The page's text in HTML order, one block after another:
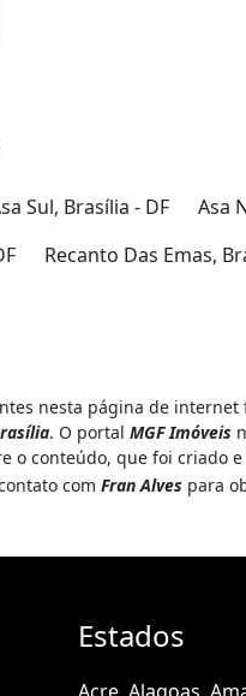
Sul, Brasília - DF Asa
Recanto Das Emas,
nesta página de
. O portal MGF Imóveis
o conteúdo, que foi criado
com Fran Alves para
Estados